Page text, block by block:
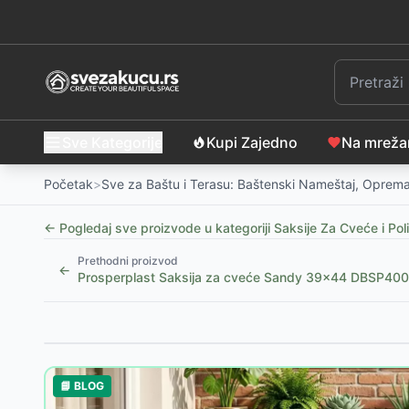
Kupi Zajedno Na
Početak>Sve za Baštu i Terasu: Baštenski Nameštaj,
← Pogledaj sve proizvode u kategoriji Saksije Za Cveće i
←
Prethodni proizvod
Prosperplast Saksija za cveće Sandy 39x44
Baštenska saksija KRAGE Ø16xV15 cm, tamno zelena
Saksija RUDOLF Ø18 x V16 cm, badem-1399RSD
📘 BLOG